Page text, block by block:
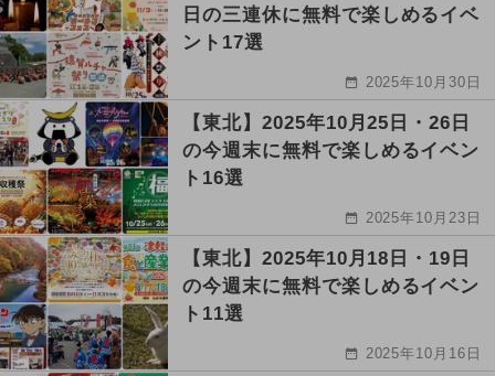
日の三連休に無料で楽しめるイベ
ント17選
2025年10月30日
【東北】2025年10月25日・26日
の今週末に無料で楽しめるイベン
ト16選
2025年10月23日
【東北】2025年10月18日・19日
の今週末に無料で楽しめるイベン
ト11選
2025年10月16日